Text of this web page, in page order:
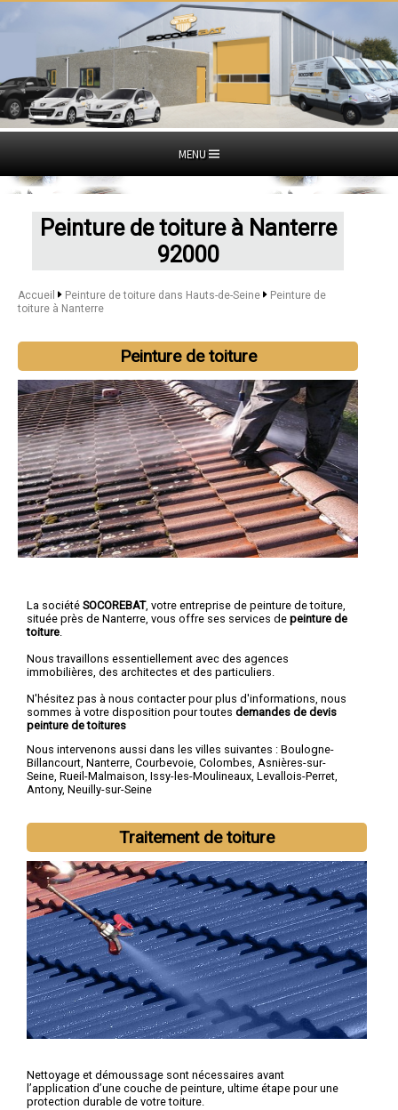
MENU
Peinture de toiture à Nanterre
92000
Accueil Peinture de toiture dans Hauts-de-Seine
Peinture de
toiture à Nanterre
Peinture de toiture
La société SOCOREBAT, votre entreprise de peinture de toiture,
située près de Nanterre, vous offre ses services de peinture de
toiture
Nous travaillons essentiellement avec des agences
immobilières, des architectes et des particuliers.
N'hésitez pas à nous contacter pour plus d'informations, nous
sommes à votre disposition pour toutes demandes de devis
peinture de toitures
Nous intervenons aussi dans les villes suivantes : Boulogne-
Billancourt, Nanterre, Courbevoie, Colombes, Asnières-sur-
Seine, Rueil-Malmaison, Issy-les-Moulineaux, Levallois-Perret,
Antony, Neuilly-sur-Seine
Traitement de toiture
Nettoyage et démoussage sont nécessaires avant
l’application d’une couche de peinture, ultime étape pour une
protection durable de votre toiture.